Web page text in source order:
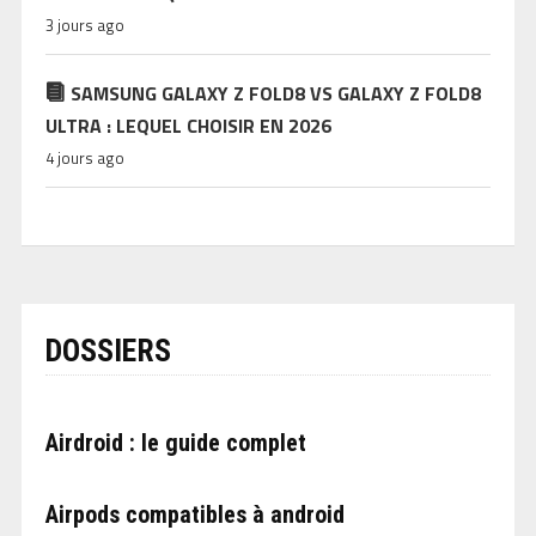
3 jours ago
SAMSUNG GALAXY Z FOLD8 VS GALAXY Z FOLD8
ULTRA : LEQUEL CHOISIR EN 2026
4 jours ago
DOSSIERS
Airdroid : le guide complet
Airpods compatibles à android